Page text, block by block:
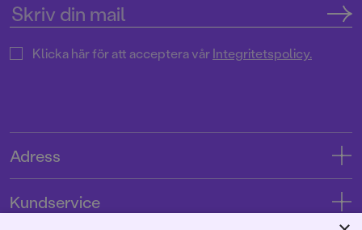
Klicka här för att acceptera vårIntegritetspolicy.
Adress
Kundservice